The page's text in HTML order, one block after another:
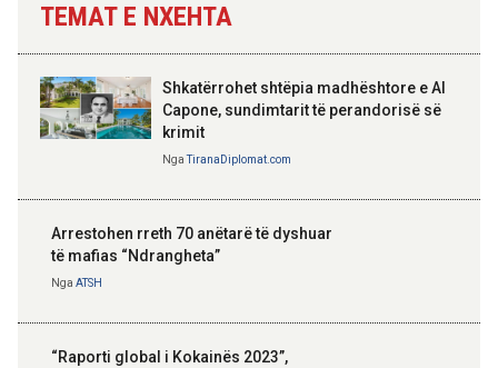
TEMAT E NXEHTA
Shkatërrohet shtëpia madhështore e Al
Capone, sundimtarit të perandorisë së
krimit
NgaTiranaDiplomat.com
Arrestohen rreth 70 anëtarë të dyshuar
të mafias “Ndrangheta”
Nga ATSH
“Raporti global i Kokainës 2023”,